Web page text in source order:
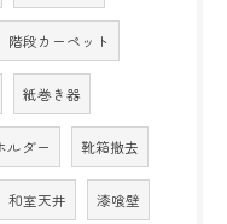
階段カーペット
紙巻き器
ルダー 靴箱撤去
和室天井 漆喰壁